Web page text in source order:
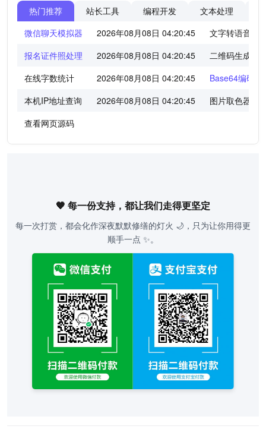
热门推荐 站长工具 编程开发 文本处理
微信聊天模拟器
2026年08月08日 04:20:45
文字转语音工
报名证件照处理
2026年08月08日 04:20:45
二维码生成器
在线字数统计
2026年08月08日 04:20:45
Base64编码/
本机IP地址查询
2026年08月08日 04:20:45
图片取色器
查看网页源码
🧡 每一份支持，都让我们走得更坚定
每一次打赏，都会化作深夜默默修缮的灯火 🌙，只为让你用得更
顺手一点 ✨。